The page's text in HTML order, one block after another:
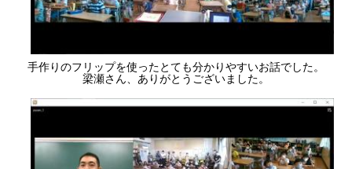
手作りのフリップを使ったとても分かりやすいお話でした。
梁瀬さん、ありがとうございました。